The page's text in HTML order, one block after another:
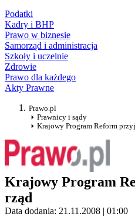
Podatki
Kadry i BHP
Prawo w biznesie
Samorząd i administracja
Szkoły i uczelnie
Zdrowie
Prawo dla każdego
Akty Prawne
Prawo.pl
Prawnicy i sądy
Krajowy Program Reform
Krajowy Program
rząd
Data dodania: 21.11.2008 | 01:00